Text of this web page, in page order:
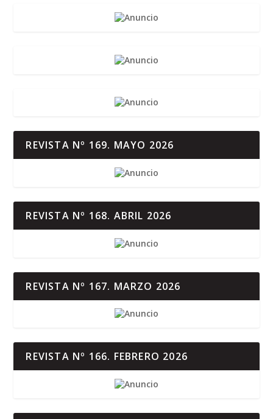
REVISTA Nº 169. MAYO 2026
REVISTA Nº 168. ABRIL 2026
REVISTA Nº 167. MARZO 2026
REVISTA Nº 166. FEBRERO 2026